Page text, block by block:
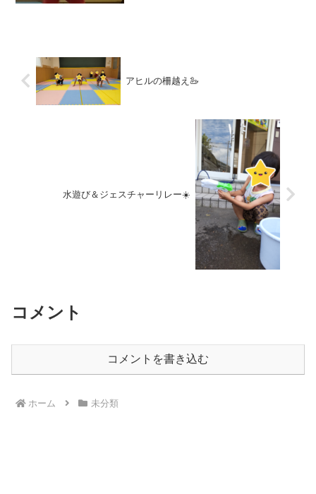
アヒルの柵越え🦢
水遊び＆ジェスチャーリレー☀️
コメント
コメントを書き込む
ホーム 未分類